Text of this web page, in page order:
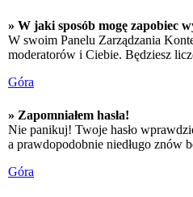
» W jaki sposób mogę zapobiec
W swoim Panelu Zarządzania
moderatorów i Ciebie. Będziesz
Góra
» Zapomniałem hasła!
Nie panikuj! Twoje hasło
a prawdopodobnie niedługo znów
Góra